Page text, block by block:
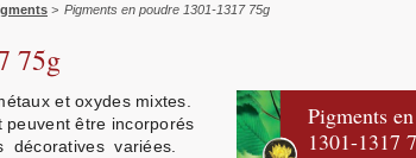
> Pigments en poudre 1301-1317 75g
75g
Pigments
1301-1317
et oxydes mixtes.
être incorporés
décoratives variées.